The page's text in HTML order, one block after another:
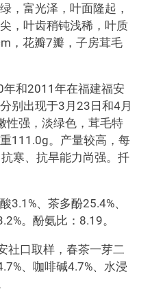
，富光泽，叶面隆起，
，叶齿稍钝浅稀，叶质
，花瓣7瓣，子房茸毛
和2011年在福建福安
别出现于3月23日和4月
性强，淡绿色，茸毛特
111.0g。产量较高，每
寒、抗旱能力尚强。扦
3.1%、茶多酚25.4%、
。酚氨比：8.19。
社口取样，春茶一芽二
、咖啡碱4.7%、水浸